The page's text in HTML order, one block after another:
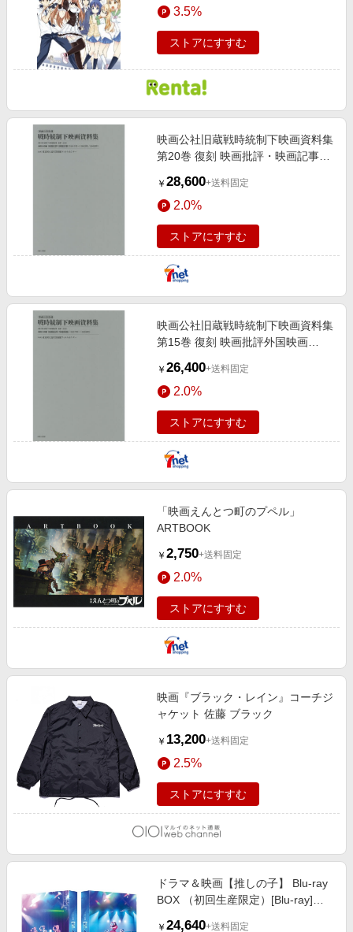
デジタルコンテンツ
ビジネス・その他サービス
週末の高還元 夏の長期版
3.5%
ストアにすすむ
映画公社旧蔵戦時統制下映画資料集
第20巻 復刻 映画批評・映画記事
￥ 28,600+送料固定
2.0%
ストアにすすむ
映画公社旧蔵戦時統制下映画資料集
第15巻 復刻 映画批評外国映画
￥ 26,400+送料固定
2.0%
ストアにすすむ
「映画えんとつ町のプペル」
ARTBOOK
￥ 2,750+送料固定
2.0%
ストアにすすむ
映画『ブラック・レイン』コーチジ
ャケット 佐藤 ブラック
￥ 13,200+送料固定
2.5%
ストアにすすむ
ドラマ＆映画【推しの子】 Blu-ray
BOX （初回生産限定）[Blu-ray]
￥ 24,640+送料固定